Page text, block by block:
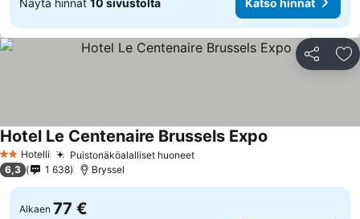
Jaa
2 Tähtiluokitus
Hotelli Puistonäköalalliset huoneetKatso hinnat
Hotel Le Centenaire Brussels Expo
6,3 1 638 Bryssel
Alkaen 77 €